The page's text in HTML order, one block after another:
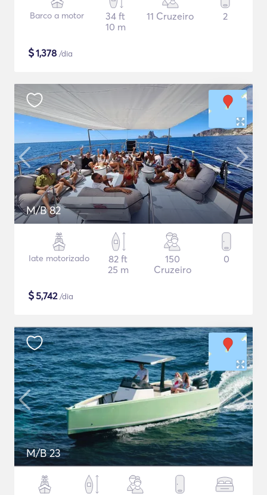
Barco a motor
34 ft
10 m
11 Cruzeiro 2
$1,378 /dia
M/B 82
Iate motorizado
82 ft
25 m
150
Cruzeiro
0
$5,742/dia
M/B 23